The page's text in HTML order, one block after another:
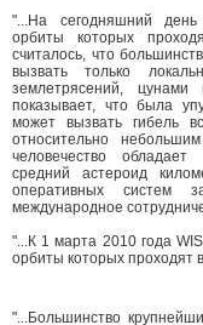
"...На сегодняшний
орбиты которых
считалось, что
вызвать только
землетрясений,
показывает, что была
может вызвать гибель
относительно
человечество обладает
средний астероид
оперативных систем
международное
"...К 1 марта 2010 года
орбиты которых проходят
"...Большинство